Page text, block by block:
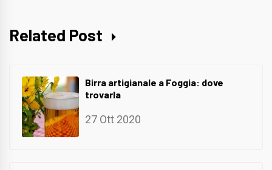
Related Post
Birra artigianale a Foggia: dove
trovarla
27 Ott 2020